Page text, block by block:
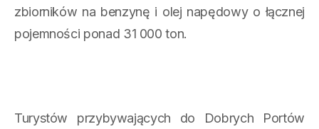
zbiorników na benzynę i olej napędowy o łącznej
pojemności ponad 31 000 ton.
Turystów przybywających do Dobrych Portów